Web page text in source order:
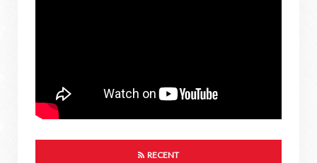
RECENT